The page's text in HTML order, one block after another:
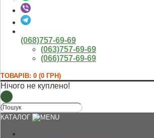
(068)757-69-69
(063)757-69-69
(066)757-69-69
ТОВАРІВ: 0 (0 ГРН)
Нічого не куплено!
КАТАЛОГ